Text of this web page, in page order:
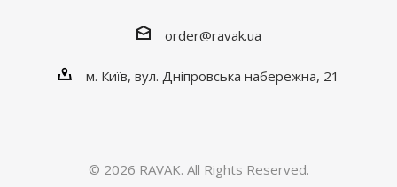
order@ravak.ua
м. Київ, вул. Дніпровська набережна, 21
© 2026 RAVAK. All Rights Reserved.